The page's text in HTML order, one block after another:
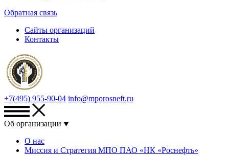
Обратная связь
Сайты организаций
Контакты
+7(495) 955-90-04 info@mporosneft.ru
Об организации
О нас
Миссия и Стратегия МПО ПАО «НК «Роснефть»